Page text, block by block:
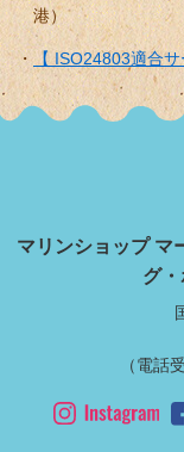
港）
【 ISO24803適合
マリンショップ
グ・
（電話